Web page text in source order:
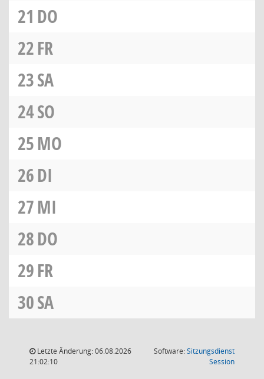
21 DO
22FR
23SA
24SO
25MO
26DI
27MI
28DO
29FR
30SA
Letzte Änderung: 06.08.2026
21:02:10
Software:Sitzungsdienst
Session(Wird in